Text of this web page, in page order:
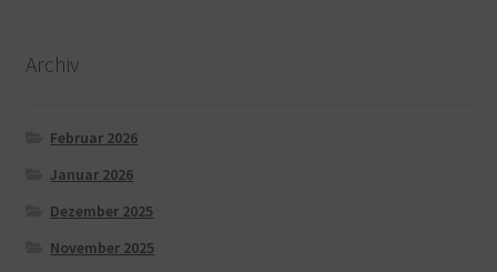
Archiv
Februar 2026
Januar 2026
Dezember 2025
November 2025